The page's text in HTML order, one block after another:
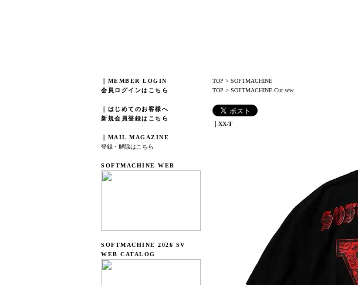
｜MEMBER LOGIN
会員ログインはこちら
｜はじめてのお客様へ
新規会員登録はこちら
｜MAIL MAGAZINE
登録・解除はこちら
SOFTMACHINE WEB
SOFTMACHINE 2026 SV
WEB CATALOG
TOP > SOFTMACHINE
TOP > SOFTMACHINE Cut sew
｜XX-T